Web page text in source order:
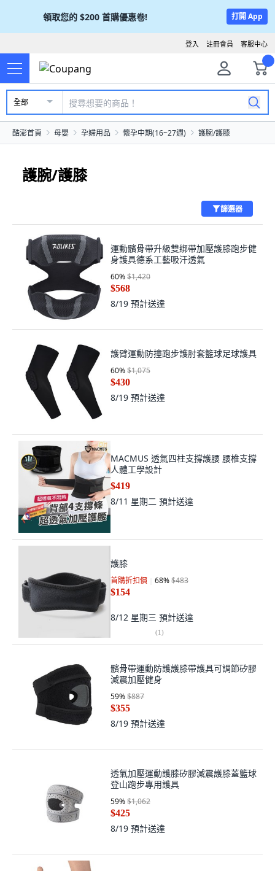
領取您的 $200 首購優惠卷! 打開 App
客服中心
註冊會員
登入
全部
酷澎首頁 母嬰 孕婦用品 懷孕中期(16~27週) 護腕/護膝
護腕/護膝
篩選器
運動髕骨帶升級雙綁帶加壓護膝跑步健
身護具德系工藝吸汗透氣
60%$1,420
$568
8/19 預計送達
護臂運動防撞跑步護肘套籃球足球護具
60%$1,075
$430
8/19 預計送達
MACMUS 透氣四柱支撐護腰 腰椎支撐
人體工學設計
$419
8/11 星期二 預計送達
護膝
首購折扣價 68%$483
$154
8/12 星期三 預計送達
(1)
髕骨帶運動防護護膝帶護具可調節矽膠
減震加壓健身
59%$887
$355
8/19 預計送達
透氣加壓運動護膝矽膠減震護膝蓋籃球
登山跑步專用護具
59%$1,062
$425
8/19 預計送達